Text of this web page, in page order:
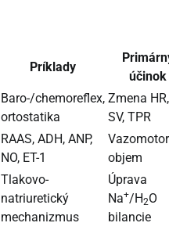
Príklady
účinok
Baro-/chemoreflex,
ortostatika
Zmena HR,
SV, TPR
RAAS, ADH, ANP,
NO, ET-1
objem
Tlakovo-
natriuretický
mechanizmus
Úprava
Na+/H2O
bilancie